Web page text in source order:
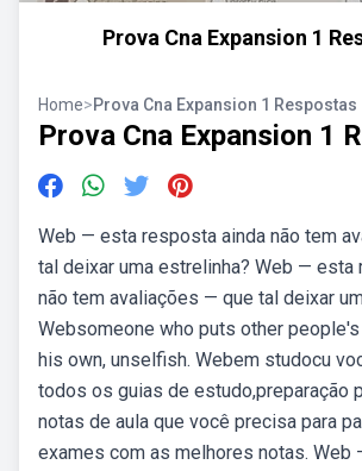
Prova Cna Expansion 1
Home>Prova Cna Expansion 1 Respostas
Prova Cna Expansion 1
Web — esta resposta ainda não tem
tal deixar uma estrelinha? Web — esta
não tem avaliações — que tal deixar
Websomeone who puts other
his own, unselfish. Webem studocu
todos os guias de estudo,preparação
notas de aula que você precisa para
exames com as melhores notas. Web